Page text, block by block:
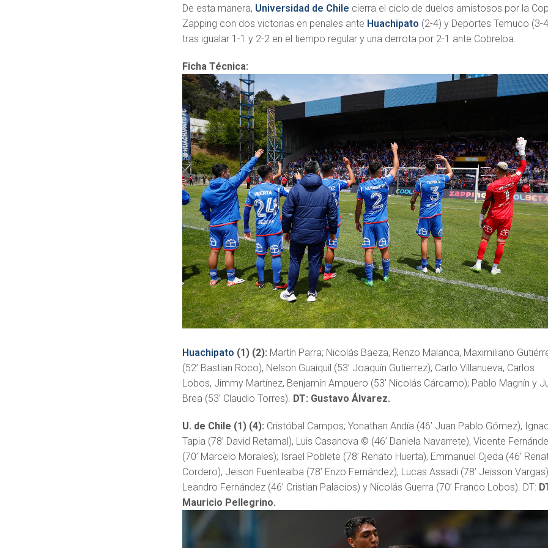
De esta manera, Universidad de Chile cierra el ciclo de duelos amistosos por la
Zapping con dos victorias en penales ante Huachipato (2-4) y Deportes Temuco (3-
tras igualar 1-1 y 2-2 en el tiempo regular y una derrota por 2-1 ante Cobreloa.
Ficha Técnica:
Huachipato (1) (2): Martín Parra; Nicolás Baeza, Renzo Malanca, Maximiliano
(52’ Bastian Roco), Nelson Guaiquil (53’ Joaquín Gutierrez); Carlo Villanueva, Carlos
Lobos, Jimmy Martínez, Benjamín Ampuero (53’ Nicolás Cárcamo); Pablo Magnín y
Brea (53’ Claudio Torres). DT: Gustavo Álvarez.
U. de Chile (1) (4): Cristóbal Campos; Yonathan Andía (46’ Juan Pablo Gómez),
Tapia (78’ David Retamal), Luis Casanova © (46’ Daniela Navarrete), Vicente
(70’ Marcelo Morales); Israel Poblete (78’ Renato Huerta), Emmanuel Ojeda (46’
Cordero), Jeison Fuentealba (78’ Enzo Fernández), Lucas Assadi (78’ Jeisson
Leandro Fernández (46’ Cristian Palacios) y Nicolás Guerra (70’ Franco Lobos). DT:
Mauricio Pellegrino.